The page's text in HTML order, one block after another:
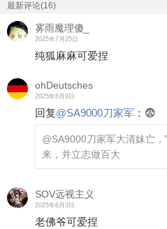
最新评论(16)
雾雨魔理傻_
2025年7月25日
纯狐麻麻可爱捏
ohDeutsches
2025年6月9日
回复@SA9000刀家军 ： 😨
@SA9000刀家军大清妹亡
来，并立志做百大
SOV远视主义
2025年6月3日
老佛爷可爱捏